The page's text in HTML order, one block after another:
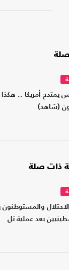
يمتدح أمريكا .. هكذا
(شاهد)
ذات صلة
والمستوطنون
بعد عملية تل